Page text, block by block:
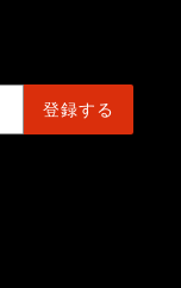
登録する